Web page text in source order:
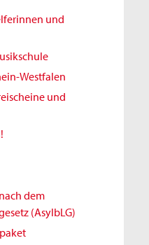
und
Westfalen
und
dem
(AsylbLG)